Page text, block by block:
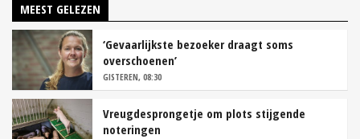
MEEST GELEZEN
‘Gevaarlijkste bezoeker draagt soms
overschoenen’
GISTEREN, 08:30
Vreugdesprongetje om plots stijgende
noteringen